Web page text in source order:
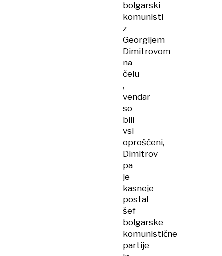
bolgarski
komunisti
z
Georgijem
Dimitrovom
na
čelu​
,
vendar
so
bili
vsi
oproščeni,
Dimitrov
pa
je
kasneje
postal
šef
bolgarske
komunistične
partije